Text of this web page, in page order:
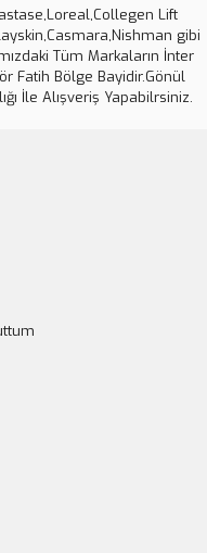
diğer sitelerden daha pahalı.
benzer farklı alternatifler olmalı.
Lift
gibi
Tüm Markaların İnter
Fatih Bölge Bayidir.Gönül
İle Alışveriş Yapabilrsiniz.